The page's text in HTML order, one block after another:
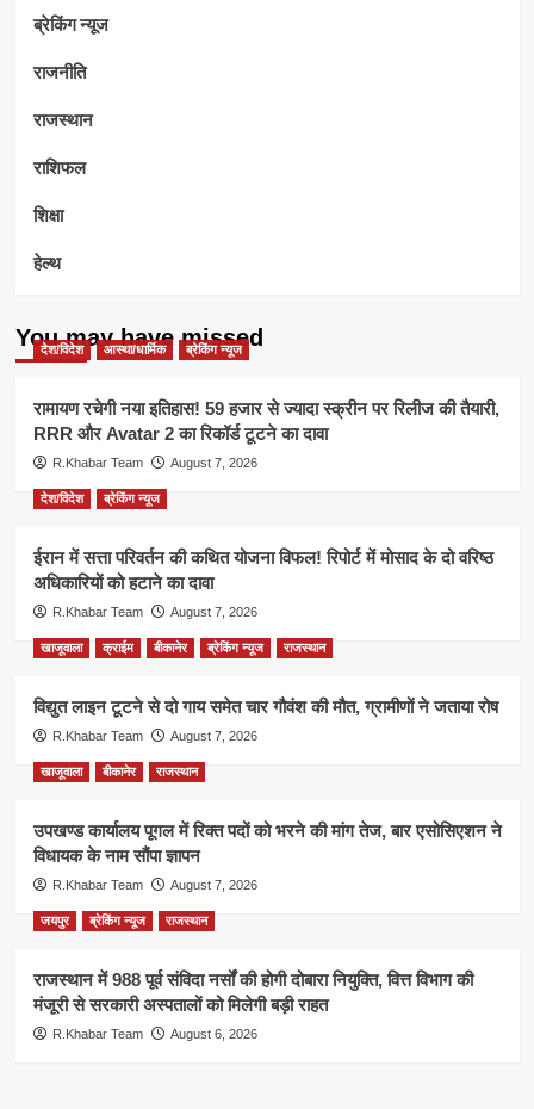
ब्रेकिंग न्यूज
राजनीति
राजस्थान
राशिफल
शिक्षा
हेल्थ
You may have missed
देश/विदेश आस्था/धार्मिक ब्रेकिंग न्यूज
रामायण रचेगी नया इतिहास! 59 हजार से ज्यादा स्क्रीन पर रिलीज की तैयारी,
RRR और Avatar 2 का रिकॉर्ड टूटने का दावा
R.Khabar Team August 7, 2026
देश/विदेश ब्रेकिंग न्यूज
ईरान में सत्ता परिवर्तन की कथित योजना विफल! रिपोर्ट में मोसाद के दो वरिष्ठ
अधिकारियों को हटाने का दावा
R.Khabar Team August 7, 2026
खाजूवाला क्राईम बीकानेर ब्रेकिंग न्यूज राजस्थान
विद्युत लाइन टूटने से दो गाय समेत चार गौवंश की मौत, ग्रामीणों ने जताया रोष
R.Khabar Team August 7, 2026
खाजूवाला बीकानेर राजस्थान
उपखण्ड कार्यालय पूगल में रिक्त पदों को भरने की मांग तेज, बार एसोसिएशन ने
विधायक के नाम सौंपा ज्ञापन
R.Khabar Team August 7, 2026
जयपुर ब्रेकिंग न्यूज राजस्थान
राजस्थान में 988 पूर्व संविदा नर्सों की होगी दोबारा नियुक्ति, वित्त विभाग की
मंजूरी से सरकारी अस्पतालों को मिलेगी बड़ी राहत
R.Khabar Team August 6, 2026